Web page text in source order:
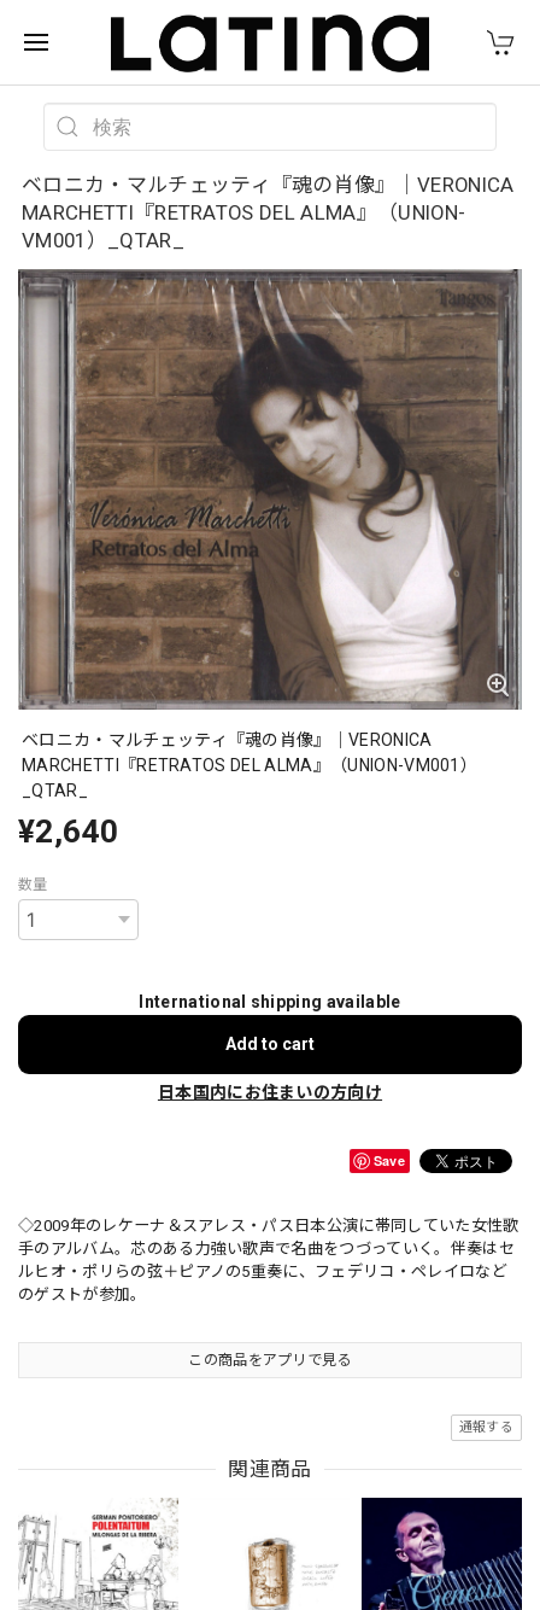
ベロニカ・マルチェッティ『魂の肖像』｜VERONICA
MARCHETTI『RETRATOS DEL ALMA』（UNION-
VM001）_QTAR_
ベロニカ・マルチェッティ『魂の肖像』｜VERONICA
MARCHETTI『RETRATOS DEL ALMA』（UNION-VM001）
_QTAR_
¥2,640
数量
International shipping available
Add to cart
日本国内にお住まいの方向け
Save
◇2009年のレケーナ＆スアレス・パス日本公演に帯同していた女性歌
手のアルバム。芯のある力強い歌声で名曲をつづっていく。伴奏はセ
ルヒオ・ポリらの弦＋ピアノの5重奏に、フェデリコ・ペレイロなど
のゲストが参加。
この商品をアプリで見る
通報する
関連商品